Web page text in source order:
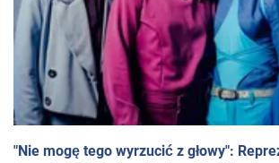
"Nie mogę tego wyrzucić z głowy":